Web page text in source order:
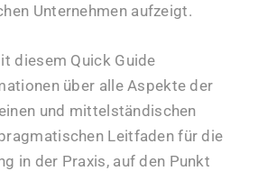
Unternehmen aufzeigt.
diesem Quick Guide
über alle Aspekte der
und mittelständischen
Leitfaden für die
in der Praxis, auf den Punkt